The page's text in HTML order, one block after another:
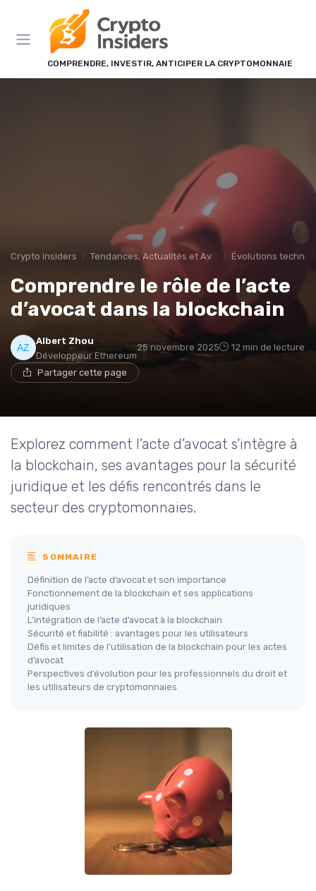
COMPRENDRE, INVESTIR, ANTICIPER LA CRYPTOMONNAIE
Crypto insiders Tendances, Actualités et Avenir Évolutions
Comprendre le rôle de l’acte
d’avocat dans la blockchain
Albert Zhou
Développeur Ethereum
25 novembre 2025 12 min de lecture
Partager cette page
Explorez comment l’acte d’avocat s’intègre à
la blockchain, ses avantages pour la sécurité
juridique et les défis rencontrés dans le
secteur des cryptomonnaies.
SOMMAIRE
Définition de l’acte d’avocat et son importance
Fonctionnement de la blockchain et ses applications
juridiques
L’intégration de l’acte d’avocat à la blockchain
Sécurité et fiabilité : avantages pour les utilisateurs
Défis et limites de l’utilisation de la blockchain pour les actes
d’avocat
Perspectives d’évolution pour les professionnels du droit et
les utilisateurs de cryptomonnaies
Panneau de gestion des cookies